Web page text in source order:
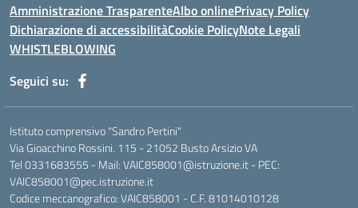
Amministrazione TrasparenteAlbo onlinePrivacy Policy
Dichiarazione di accessibilitàCookie PolicyNote Legali
WHISTLEBLOWING
Seguici su:
Istituto comprensivo "Sandro Pertini"
Via Gioacchino Rossini. 115 - 21052 Busto Arsizio VA
Tel 0331683555 - Mail: VAIC858001@istruzione.it - PEC:
VAIC858001@pec.istruzione.it
Codice meccanografico: VAIC858001 - C.F. 81014010128